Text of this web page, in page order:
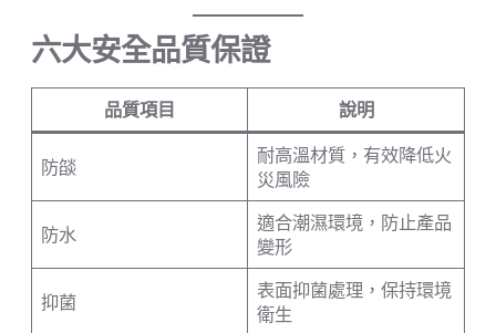
六大安全品質保證
品質項目 說明
防燄
耐高溫材質，有效降低火
災風險
防水
適合潮濕環境，防止產品
變形
抑菌
表面抑菌處理，保持環境
衛生